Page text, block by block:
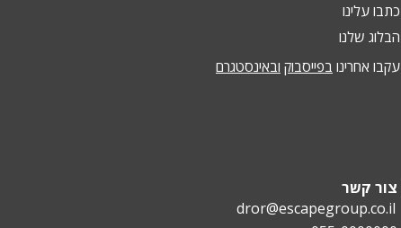
כתבו עלינו
הבלוג שלנו
עקבו אחרינו בפייסבוק ובאינסטגרם
צור קשר
dror@escapegroup.co.il